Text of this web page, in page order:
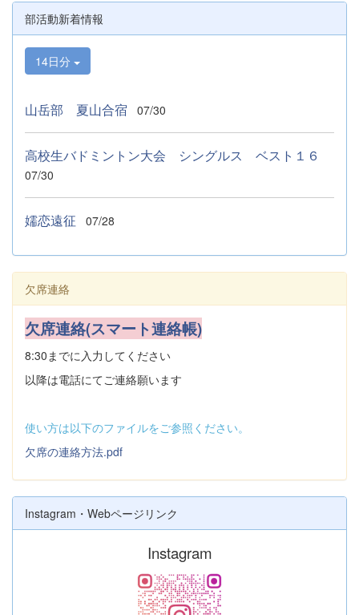
部活動新着情報
14日分
山岳部 夏山合宿 07/30
高校生バドミントン大会 シングルス ベスト１６
07/30
嬬恋遠征 07/28
欠席連絡
欠席連絡(スマート連絡帳)
8:30までに入力してください
以降は電話にてご連絡願います
使い方は以下のファイルをご参照ください。
欠席の連絡方法.pdf
Instagram・Webページリンク
Instagram